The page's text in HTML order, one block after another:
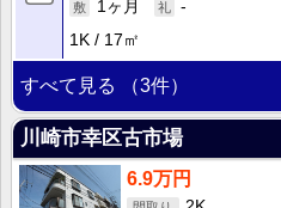
1ヶ月
-
1K
17㎡
すべて見る （3件）
川崎市幸区古市場
6.9万円